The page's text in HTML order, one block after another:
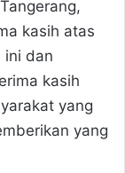
kasih atas
ini dan
kasih
yang
yang